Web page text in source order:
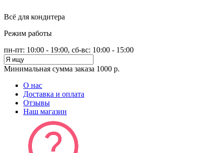
Всё для кондитера
Режим работы
пн-пт: 10:00 - 19:00, сб-вс: 10:00 - 15:00
Минимальная сумма заказа 1000 р.
О нас
Доставка и оплата
Отзывы
Наш магазин